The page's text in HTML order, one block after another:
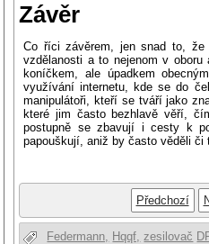
Závěr
Co říci závěrem, jen snad to, že
vzdělanosti a to nejenom v
koníčkem, ale úpadkem
využívání internetu, kde se do
manipulátoři, kteří se tváří jako
které jim často bezhlavě věří,
postupně se zbavují i cesty k
papouškují, aniž by často věděli či
Předchozí
Federmann, Hqqf, zesilovač